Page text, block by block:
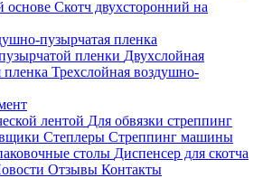
основе Скотч двухсторонний на
пузырчатая пленка
пленки Двухслойная
пленка Трехслойная воздушно-
лентой Для обвязки стреппинг
Степлеры Стреппинг машины
столы Диспенсер для скотча
Отзывы Контакты